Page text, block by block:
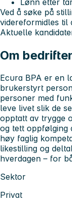
Ved å søke på
videreformidles til
Aktuelle
Om
Ecura BPA er en
brukerstyrt
personer med
leve livet slik de
opptatt av trygge
og tett oppfølging
høy faglig
likestilling og
hverdagen – for
Sektor
Privat